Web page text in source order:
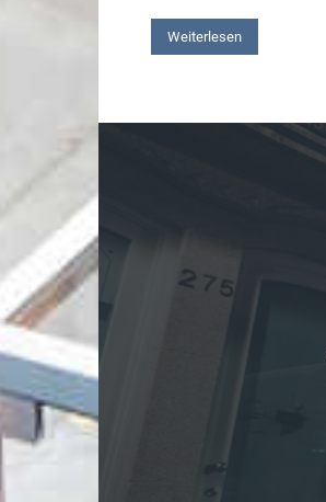
Weiterlesen